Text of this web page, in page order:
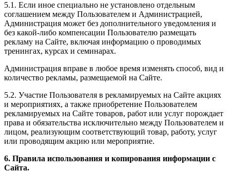
5.1. Если иное специально не установлено отдельным
соглашением между Пользователем и Администрацией,
Администрация может без дополнительного уведомления и
без какой-либо компенсации Пользователю размещать
рекламу на Сайте, включая информацию о проводимых
тренингах, курсах и семинарах.
Администрация вправе в любое время изменять способ, вид и
количество рекламы, размещаемой на Сайте.
5.2. Участие Пользователя в рекламируемых на Сайте акциях
и мероприятиях, а также приобретение Пользователем
рекламируемых на Сайте товаров, работ или услуг порождает
права и обязательства исключительно между Пользователем и
лицом, реализующим соответствующий товар, работу, услуг
или проводящим акцию или мероприятие.
6. Правила использования и копирования информации с
Сайта.